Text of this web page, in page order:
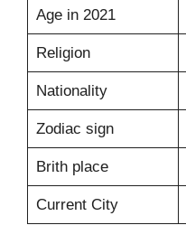
Age in 2021
Religion
Nationality
Zodiac sign
Brith place
Current City